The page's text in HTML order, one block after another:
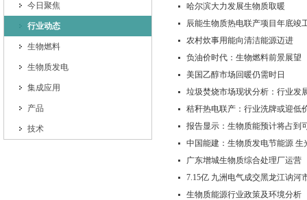
今日聚焦
行业动态
生物燃料
生物质发电
集成应用
产品
技术
哈尔滨大力发展生物质取暖
辰能生物质热电联产项目年底竣
农村炊事用能向清洁能源迈进
负油价时代：生物燃料前景展望
美国乙醇市场回暖仍需时日
垃圾焚烧市场现状分析：行业发
秸秆热电联产：行业洗牌或迎低
报告显示：生物质能预计将占到
中国能建：生物质发电节能源 生
广东增城生物质综合处理厂运营
7.15亿 九洲电气成交黑龙江讷河
生物质能源行业政策及环境分析